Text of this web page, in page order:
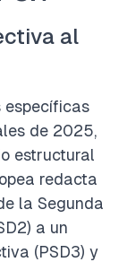
al
específicas
de 2025,
estructural
redacta
la Segunda
a un
(PSD3) y